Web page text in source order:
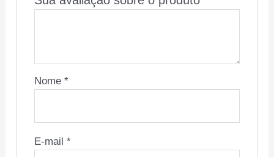
Nome *
E-mail *